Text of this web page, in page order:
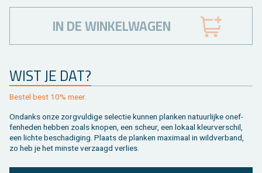
WIST JE DAT?
Be­stel best 10% meer.
On­danks onze zorg­vul­di­ge se­lec­tie kun­nen plan­ken na­tuur­lij­ke on­ef­
fen­he­den heb­ben zoals kno­pen, een scheur, een lo­kaal kleur­ver­schil,
een lich­te be­scha­di­ging. Plaats de plan­ken maxi­maal in wild­ver­band,
zo heb je het min­ste ver­zaagd ver­lies.
IN DE WINKELWAGEN